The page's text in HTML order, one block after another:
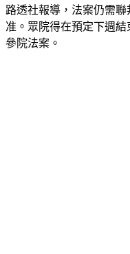
路透社報導，法案仍需
准。眾院得在預定下週
參院法案。